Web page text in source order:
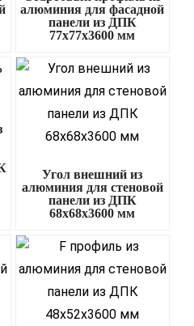
алюминия для фасадной
панели из ДПК
77х77х3600 мм
Угол внешний из
алюминия для стеновой
панели из ДПК
68х68х3600 мм